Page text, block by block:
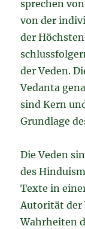
sprechen
von der
der
der Veden.
Vedanta
sind Kern
Grundlage
Die Veden
des
Texte in
Autorität der
Wahrheiten